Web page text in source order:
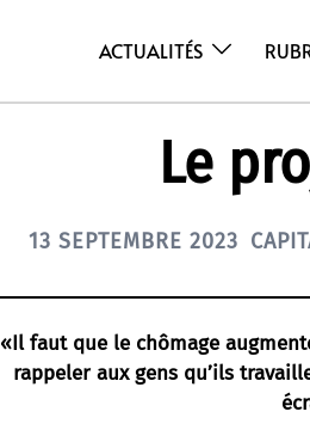
ACTUALITÉS
Le
13 SEPTEMBRE 2023
«Il faut que le chômage
rappeler aux gens qu’ils